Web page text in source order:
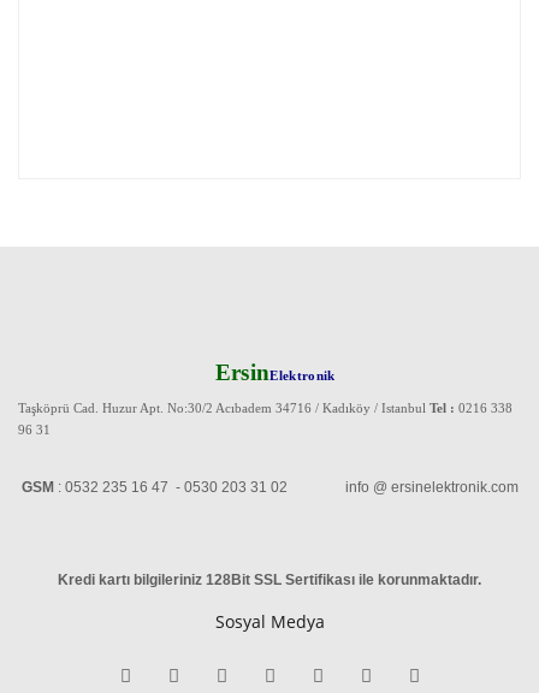
ErsinElektronik
Taşköprü Cad. Huzur Apt. No:30/2 Acıbadem 34716 / Kadıköy / Istanbul Tel : 0216 338
96 31
GSM : 0532 235 16 47 - 0530 203 31 02 info @ ersinelektronik.com
Kredi kartı bilgileriniz 128Bit SSL Sertifikası ile korunmaktadır.
Sosyal Medya